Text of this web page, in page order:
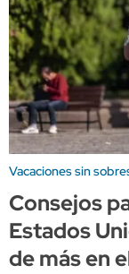
Vacaciones sin
Consejos
Estados
de más en